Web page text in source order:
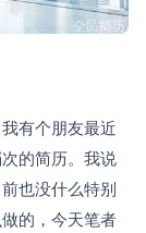
有个朋友最近
的简历。我说
也没什么特别
的，今天笔者